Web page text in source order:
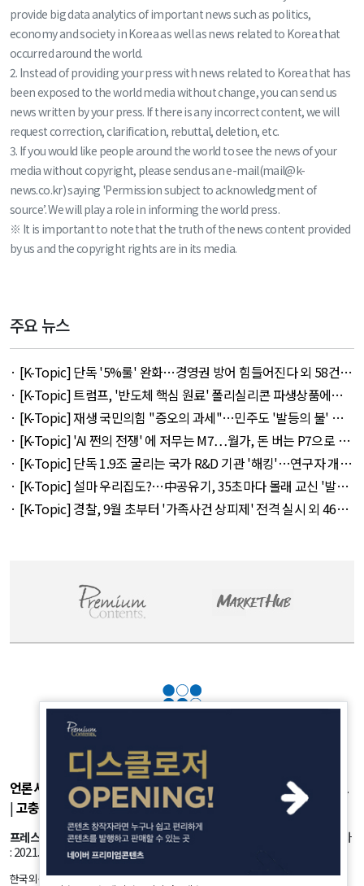
provide big data analytics of important news such as politics,
economy and society in Korea as well as news related to Korea that
occurred around the world.
2. Instead of providing your press with news related to Korea that has
been exposed to the world media without change, you can send us
news written by your press. If there is any incorrect content, we will
request correction, clarification, rebuttal, deletion, etc.
3. If you would like people around the world to see the news of your
media without copyright, please send us an e-mail(mail@k-
news.co.kr) saying 'Permission subject to acknowledgment of
source’. We will play a role in informing the world press.
※ It is important to note that the truth of the news content provided
by us and the copyright rights are in its media.
주요 뉴스
· [K-Topic] 단독 '5%룰' 완화…경영권 방어 힘들어진다 외 58건 -
August 7, 2026
· [K-Topic] 트럼프, '반도체 핵심 원료' 폴리실리콘 파생상품에
15% 관세 외 27건 - August 7, 2026
· [K-Topic] 재생 국민의힘 "증오의 과세"…민주도 '발등의 불' 외
53건 - August 7, 2026
· [K-Topic] 'AI 쩐의 전쟁' 에 저무는 M7…월가, 돈 버는 P7으로 갈
아타나 외 30건 - August 8, 2026
· [K-Topic] 단독 1.9조 굴리는 국가 R&D 기관 '해킹'…연구자 개인
정보 몽땅 유출 외 48건 - August 7, 2026
· [K-Topic] 설마 우리집도?…中공유기, 35초마다 몰래 교신 '발칵'
외 48건 - August 7, 2026
· [K-Topic] 경찰, 9월 초부터 '가족사건 상피제' 전격 실시 외 46건
언론사소개 |개인정보취급방침|광고후원 부가서비스|기사제보
|고충처리 |청소년보호정책
프레스룸
: 서울시 강서구 공항대로 45길 25 등록번호: 서울 아53981 등록일자
: 2021.10.18 발행인: 정유란 편집인: 신한진
한국외신뉴스의 모든 콘텐츠(기사)는 저작권법의 보호를 받는바, 무단 전재, 복사, 배